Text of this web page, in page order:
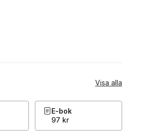
Visa alla
E-bok
97 kr